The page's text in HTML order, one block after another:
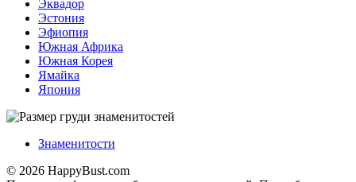
Эквадор
Эстония
Эфиопия
Южная Африка
Южная Корея
Ямайка
Япония
Знаменитости
© 2026 HappyBust.com